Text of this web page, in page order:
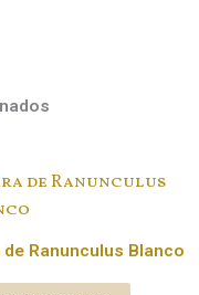
de Ranunculus Blanco